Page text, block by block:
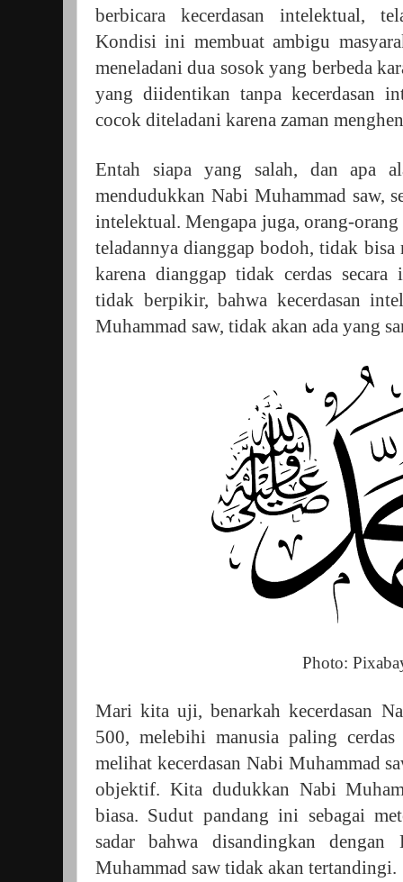
berbicara kecerdasan intelektual,
Kondisi ini membuat ambigu
meneladani dua sosok yang berbeda
yang diidentikan tanpa kecerdasan
cocok diteladani karena zaman
Entah siapa yang salah, dan apa
mendudukkan Nabi Muhammad saw,
intelektual. Mengapa juga, orang-
teladannya dianggap bodoh, tidak bisa
karena dianggap tidak cerdas secara
tidak berpikir, bahwa kecerdasan
Muhammad saw, tidak akan ada yang
Photo:
Mari kita uji, benarkah kecerdasan
500, melebihi manusia paling
melihat kecerdasan Nabi Muhammad
objektif. Kita dudukkan Nabi
biasa. Sudut pandang ini sebagai
sadar bahwa disandingkan dengan
Muhammad saw tidak akan tertandingi.